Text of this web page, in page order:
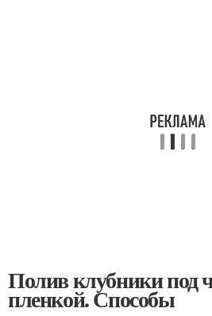
Полив клубники под
пленкой. Способы